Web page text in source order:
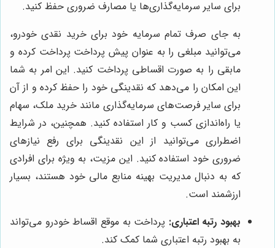
برای سایر سرمایه‌گذاری‌ها یا مصارف ضروری حفظ کنید.
به جای صرف تمام سرمایه خود برای خرید نقدی خودرو،
می‌توانید مبلغی را به عنوان پیش پرداخت پرداخت کرده و
مابقی را به صورت اقساطی پرداخت کنید. این امر به شما
این امکان را می‌دهد که نقدینگی خود را حفظ کرده و از آن
برای سایر فرصت‌های سرمایه‌گذاری مانند خرید ملک، سهام
یا راه‌اندازی کسب و کار استفاده کنید. همچنین، در شرایط
اضطراری می‌توانید از این نقدینگی برای رفع نیازهای
ضروری خود استفاده کنید. این مزیت، به ویژه برای افرادی
که به دنبال مدیریت بهینه منابع مالی خود هستند، بسیار
ارزشمند است.
بهبود رتبه اعتباری: پرداخت به موقع اقساط خودرو می‌تواند
به بهبود رتبه اعتباری شما کمک کند.